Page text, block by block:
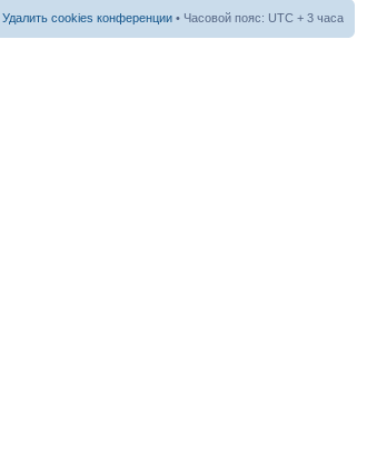
Удалить cookies конференции • Часовой пояс: UTC + 3 часа